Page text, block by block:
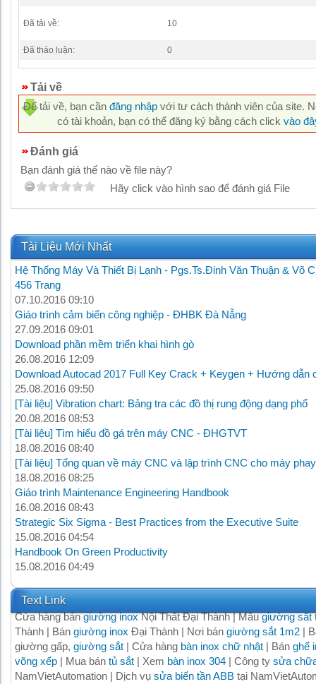
Đã tải về: 10
Đã thảo luận: 0
Tải về
Để tải về, bạn cần đăng nhập với tư cách thành viên của site.
có tài khoản, bạn có thể đăng ký bằng cách click vào
Đánh giá
Bạn đánh giá thế nào về file này?
Hãy click vào hình sao để đánh giá File
Tài Liệu Mới Nhất
Hệ Thống Máy Và Thiết Bị Lạnh - Pgs.Ts.Đinh Văn Thuận & Võ
456 Trang
07.10.2016 09:10
Giáo trình cảm biến công nghiệp - ĐHBK Đà Nẵng
27.09.2016 09:01
Download phần mềm triển khai hình gò
26.08.2016 12:09
Download Autocad 2017 Full Key Crack + Keygen + Hướng dẫn
25.08.2016 09:50
[Tài liệu] Vibration chart: Bảng tra các đồ thị rung động dạng phổ
20.08.2016 08:53
[Tài liệu] Tìm hiểu đồ gá trên máy CNC - ĐHGTVT
18.08.2016 08:40
[Tài liệu] Tổng quan về máy CNC và lập trình CNC cho máy
18.08.2016 08:25
Giáo trình Maintenance Engineering Handbook
16.08.2016 08:43
Strategic Six Sigma - Best Practices from the Executive Suite
15.08.2016 04:54
Handbook On Green Productivity
15.08.2016 04:49
Text Link
Cửa hàng bángiường inoxNội Thất Đại Thành | Mẫugiường sắt
Thành | Bán giường inox Đại Thành | Nơi bán giường sắt 1m2 |
giường gấp, giường sắt | Cửa hàng bàn inox chữ nhật | Bán ghế
võng xếp | Mua bán tủ sắt | Xem bàn inox 304 | Công ty sửa
NamVietAutomation | Dịch vụ sửa biến tần ABB tại